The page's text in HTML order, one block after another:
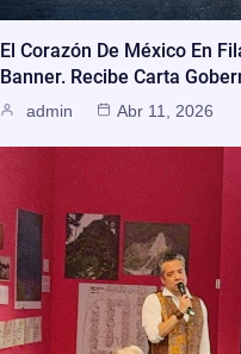
El Corazón De México En
Banner. Recibe Carta
admin Abr 11, 2026